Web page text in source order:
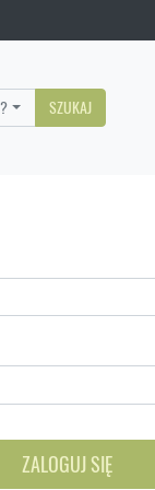
SZUKAJ
ZALOGUJ SIĘ